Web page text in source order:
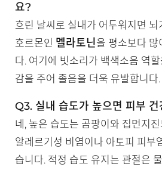
요?
흐린 날씨로 실내가 어두워지면 뇌
호르몬인 멜라토닌을 평소보다 많
다. 여기에 빗소리가 백색소음 역
감을 주어 졸음을 더욱 유발합니다.
Q3. 실내 습도가 높으면 피부
네, 높은 습도는 곰팡이와 집먼지
알레르기성 비염이나 아토피 피부
습니다. 적정 습도 유지는 관절은